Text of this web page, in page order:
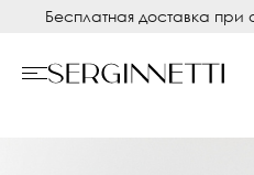
Бесплатная доставка при